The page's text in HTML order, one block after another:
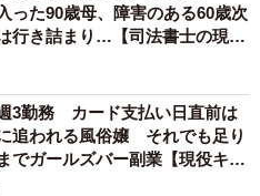
た90歳母、障害のある60歳次
行き詰まり…【司法書士の現場
3勤務 カード支払い日直前は
追われる風俗嬢 それでも足り
でガールズバー副業【現役キャ